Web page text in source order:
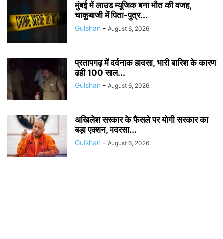
मुंबई में लाउड म्यूजिक बना मौत की वजह,
चाकूबाजी में पिता-पुत्र...
Gulshan - August 6, 2026
प्रतापगढ़ में दर्दनाक हादसा, भारी बारिश के कारण
ढही 100 साल...
Gulshan - August 6, 2026
अखिलेश सरकार के फैसले पर योगी सरकार का
बड़ा एक्शन, मदरसा...
Gulshan - August 6, 2026